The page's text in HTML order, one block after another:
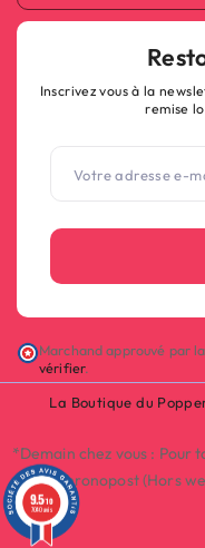
Inscrivez vous à la
remise
Marchand approuvé par
vérifier.
La Boutique du
*Demain chez vous : Pour
par Chronopost (Hors
9.5/10
7040 avis